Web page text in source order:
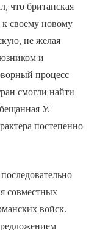
что британская
своему новому
не желая
и
процесс
смогли найти
У.
постепенно
совместных
войск.